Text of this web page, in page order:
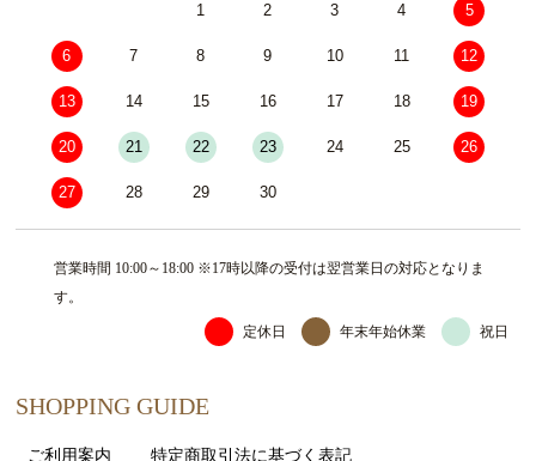
1 2 3 4 5
6 7 8 9 10 11 12
13 14 15 16 17 18 19
20 21 22 23 24 25 26
27 28 29 30
営業時間 10:00～18:00 ※17時以降の受付は翌営業日の対応となりま
す。
定休日 年末年始休業 祝日
SHOPPING GUIDE
ご利用案内 特定商取引法に基づく表記